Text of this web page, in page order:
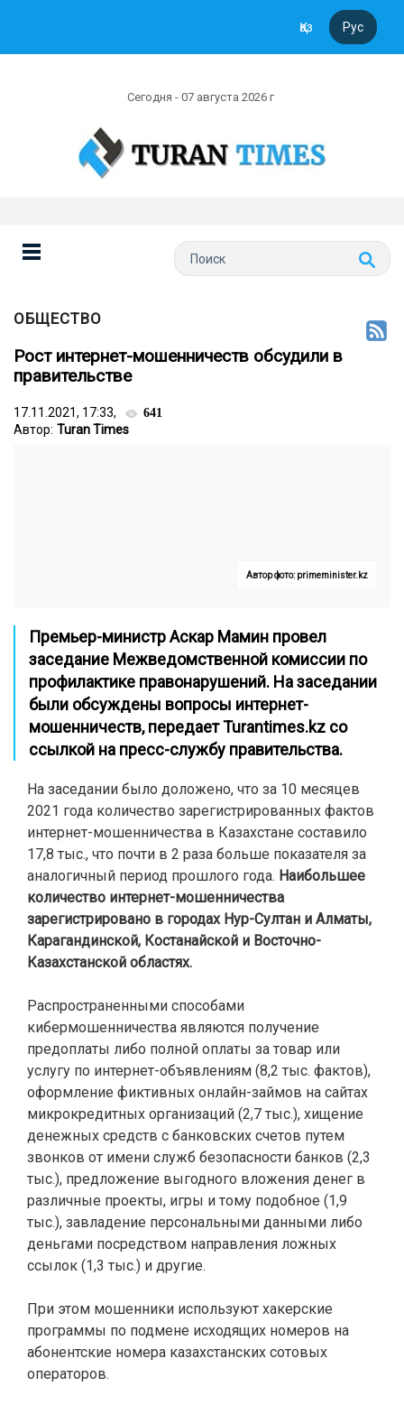
Қаз Рус
Сегодня - 07 августа 2026 г
ОБЩЕСТВО
Рост интернет-мошенничеств обсудили в
правительстве
17.11.2021, 17:33, 641
Автор: Turan Times
Автор фото: primeminister.kz
Премьер-министр Аскар Мамин провел
заседание Межведомственной комиссии по
профилактике правонарушений. На заседании
были обсуждены вопросы интернет-
мошенничеств, передаетTurantimes.kz со
ссылкой на пресс-службу правительства.
На заседании было доложено, что за 10 месяцев
2021 года количество зарегистрированных фактов
интернет-мошенничества в Казахстане составило
17,8 тыс., что почти в 2 раза больше показателя за
аналогичный период прошлого года. Наибольшее
количество интернет-мошенничества
зарегистрировано в городах Нур-Султан и Алматы,
Карагандинской, Костанайской и Восточно-
Казахстанской областях.
Распространенными способами
кибермошенничества являются получение
предоплаты либо полной оплаты за товар или
услугу по интернет-объявлениям (8,2 тыс. фактов),
оформление фиктивных онлайн-займов на сайтах
микрокредитных организаций (2,7 тыс.), хищение
денежных средств с банковских счетов путем
звонков от имени служб безопасности банков (2,3
тыс.), предложение выгодного вложения денег в
различные проекты, игры и тому подобное (1,9
тыс.), завладение персональными данными либо
деньгами посредством направления ложных
ссылок (1,3 тыс.) и другие.
При этом мошенники используют хакерские
программы по подмене исходящих номеров на
абонентские номера казахстанских сотовых
операторов.